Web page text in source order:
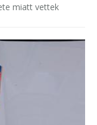
miatt vettek